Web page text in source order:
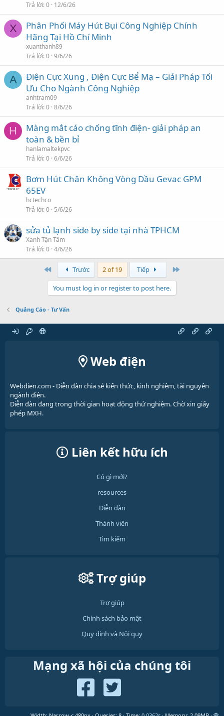
Trả lời 0 12/6/26
X
Phân Phối Máy Hút Bụi Công Nghiệp Chính
Hãng Tại Hồ Chí Minh
xuanthanh89
Trả lời 0 9/6/26
A
Điện Cực Xung , Điện Cực Bể Mạ – Giải Pháp Tối
Ưu Cho Ngành Công Nghiệp
anhtram09
Trả lời 0 8/6/26
H
Màng mắt cáo chống tĩnh điện- giải pháp an
toàn & bền bỉ
hanlamaltekpvc
Trả lời 0 6/6/26
Bơm Hút Chân Không Vòng Dầu Gevac GPM
65EV
hctechco
Trả lời 0 5/6/26
sửa tủ lạnh side by side tại nhà TPHCM
Xanh Tận Tâm
Trả lời 0 4/6/26
Trước 2 of 19 Tiếp
You must log in or register to post here.
Quảng Cáo - Tư Vấn
Web điện
Webdien.com - Diễn đàn chia sẻ kiến thức, kinh nghiệm, tài nguyên
ngành điện.
Diễn đàn đang trong thời gian hoạt động thử nghiệm. Chờ xin giấy
phép MXH.
Liên kết hữu ích
Có gì mới?
resources
Diễn đàn
Thành viên
Tìm kiếm
Trợ giúp
Trợ giúp
Chính sách bảo mật
Quy định và Nội quy
Mạng xã hội của chúng tôi